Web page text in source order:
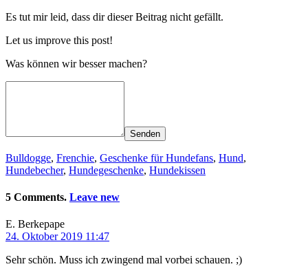
Es tut mir leid, dass dir dieser Beitrag nicht gefällt.
Let us improve this post!
Was können wir besser machen?
Senden
Bulldogge, Frenchie, Geschenke für Hundefans, Hund,
Hundebecher, Hundegeschenke, Hundekissen
5 Comments. Leave new
E. Berkepape
24. Oktober 2019 11:47
Sehr schön. Muss ich zwingend mal vorbei schauen. ;)